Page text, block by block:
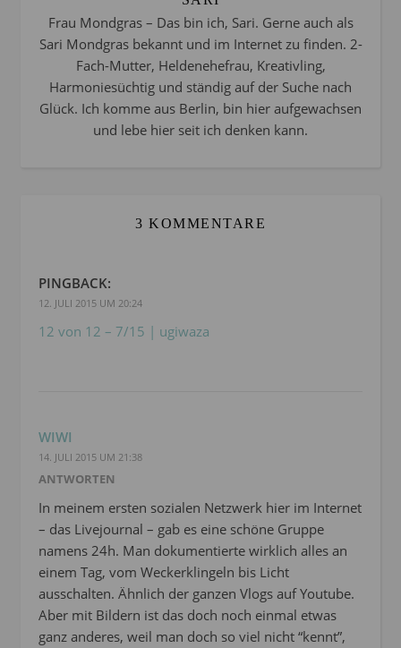
Frau Mondgras – Das bin ich, Sari. Gerne auch als
Sari Mondgras bekannt und im Internet zu finden. 2-
Fach-Mutter, Heldenehefrau, Kreativling,
Harmoniesüchtig und ständig auf der Suche nach
Glück. Ich komme aus Berlin, bin hier aufgewachsen
und lebe hier seit ich denken kann.
3 KOMMENTARE
PINGBACK:
12. JULI 2015 UM 20:24
12 von 12 – 7/15 | ugiwaza
WIWI
14. JULI 2015 UM 21:38
ANTWORTEN
In meinem ersten sozialen Netzwerk hier im Internet
– das Livejournal – gab es eine schöne Gruppe
namens 24h. Man dokumentierte wirklich alles an
einem Tag, vom Weckerklingeln bis Licht
ausschalten. Ähnlich der ganzen Vlogs auf Youtube.
Aber mit Bildern ist das doch noch einmal etwas
ganz anderes, weil man doch so viel nicht “kennt”,